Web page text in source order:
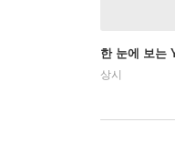
한 눈에 보는
상시